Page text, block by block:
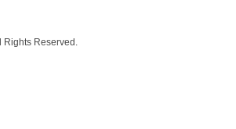
Rights Reserved.